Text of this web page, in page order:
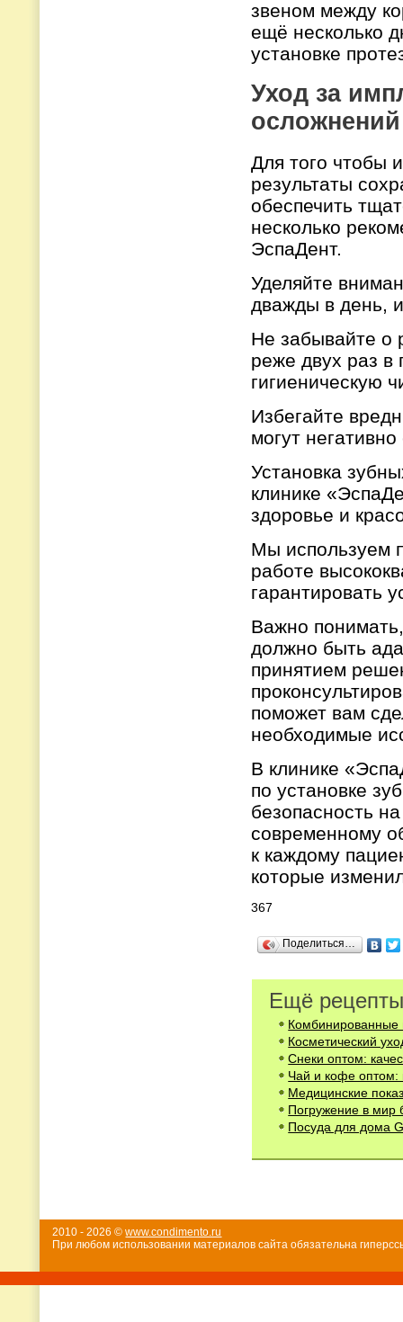
звеном между
ещё несколько
установке
Уход за
осложнений
Для того чтобы
результаты
обеспечить
несколько
ЭспаДент.
Уделяйте
дважды в день,
Не забывайте о
реже двух раз в
гигиеническую
Избегайте
могут
Установка
клинике
здоровье и
Мы используем
работе
гарантировать
Важно
должно быть
принятием
поможет вам
необходимые
В клинике
по установке
безопасность
современному
к каждому
которые
367
Поделиться…
Ещё
Комбинированные
Косметический
Снеки оптом:
Чай и кофе оптом:
Медицинские
Погружение в мир
Посуда для дома
2010 - 2026 ©www.condimento.ru
При любом использовании материалов сайта обязательна